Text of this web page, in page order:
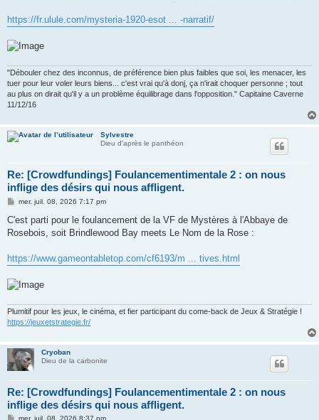
https://fr.ulule.com/mysteria-1920-esot ... -narratif/
"Débouler chez des inconnus, de préférence bien plus faibles que soi, les menacer, les
tuer pour leur voler leurs biens... c'est vrai qu'à donj, ça n'irait choquer personne ; tout
au plus on dirait qu'il y a un problème équilibrage dans l'opposition." Capitaine Caverne
11/12/16
Sylvestre
Dieu d'après le panthéon
Re: [Crowdfundings] Foulancementimentale 2 : on nous
inflige des désirs qui nous affligent.
M
s
a
mer. juil. 08, 2026 7:17 pm
C'est parti pour le foulancement de la VF de Mystères à l'Abbaye de
Rosebois, soit Brindlewood Bay meets Le Nom de la Rose :
https://www.gameontabletop.com/cf6193/m ... tives.html
Plumitif pour les jeux, le cinéma, et fier participant du come-back de Jeux & Stratégie !
https://jeuxetstrategie.fr/
Cryoban
Dieu de la carbonite
Re: [Crowdfundings] Foulancementimentale 2 : on nous
inflige des désirs qui nous affligent.
M